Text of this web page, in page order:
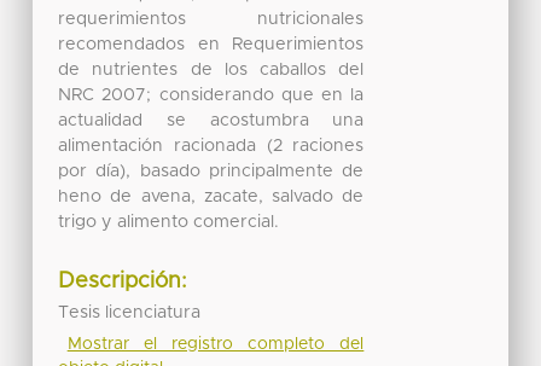
requerimientos nutricionales
recomendados en Requerimientos
de nutrientes de los caballos del
NRC 2007; considerando que en la
actualidad se acostumbra una
alimentación racionada (2 raciones
por día), basado principalmente de
heno de avena, zacate, salvado de
trigo y alimento comercial.
Descripción:
Tesis licenciatura
Mostrar el registro completo del